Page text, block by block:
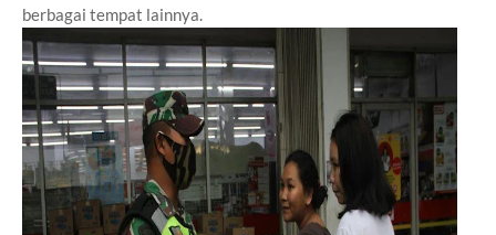
berbagai tempat lainnya.